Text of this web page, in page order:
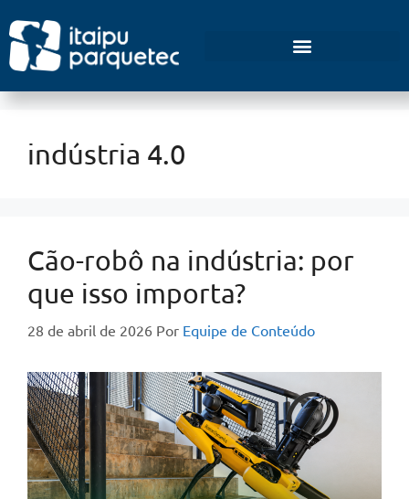
indústria 4.0
Cão-robô na indústria: por
que isso importa?
28 de abril de 2026 Por Equipe de Conteúdo